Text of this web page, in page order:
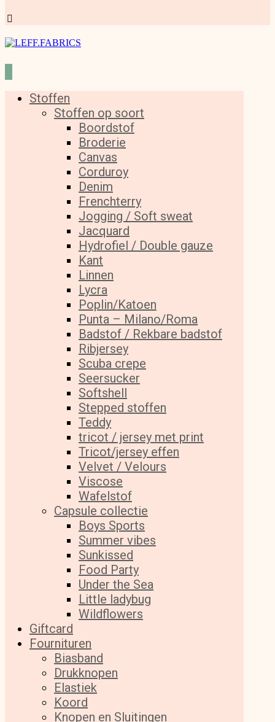
Stoffen
Stoffen op soort
Boordstof
Broderie
Canvas
Corduroy
Denim
Frenchterry
Jogging / Soft sweat
Jacquard
Hydrofiel / Double gauze
Kant
Linnen
Lycra
Poplin/Katoen
Punta – Milano/Roma
Badstof / Rekbare badstof
Ribjersey
Scuba crepe
Seersucker
Softshell
Stepped stoffen
Teddy
tricot / jersey met print
Tricot/jersey effen
Velvet / Velours
Viscose
Wafelstof
Capsule collectie
Boys Sports
Summer vibes
Sunkissed
Food Party
Under the Sea
Little ladybug
Wildflowers
Giftcard
Fournituren
Biasband
Drukknopen
Elastiek
Koord
Knopen en Sluitingen